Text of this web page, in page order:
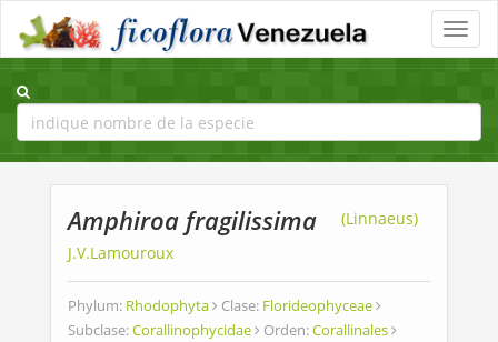
Toggle
Amphiroa fragilissima
(Linnaeus)
J.V.Lamouroux
Phylum: Rhodophyta Clase: Florideophyceae
Subclase:Corallinophycidae Orden:Corallinales